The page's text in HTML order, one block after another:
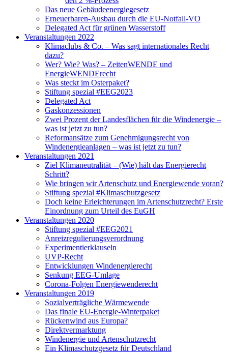
Das neue Gebäudeenergiegesetz
Erneuerbaren-Ausbau durch die EU-Notfall-VO
Delegated Act für grünen Wasserstoff
Veranstaltungen 2022
Klimaclubs & Co. – Was sagt internationales Recht
dazu?
Wer? Wie? Was? – ZeitenWENDE und
EnergieWENDErecht
Was steckt im Osterpaket?
Stiftung spezial #EEG2023
Delegated Act
Gaskonzessionen
Zwei Prozent der Landesflächen für die Windenergie –
was ist jetzt zu tun?
Reformansätze zum Genehmigungsrecht von
Windenergieanlagen – was ist jetzt zu tun?
Veranstaltungen 2021
Ziel Klimaneutralität – (Wie) hält das Energierecht
Schritt?
Wie bringen wir Artenschutz und Energiewende voran?
Stiftung spezial #Klimaschutzgesetz
Doch keine Erleichterungen im Artenschutzrecht? Erste
Einordnung zum Urteil des EuGH
Veranstaltungen 2020
Stiftung spezial #EEG2021
Anreizregulierungsverordnung
Experimentierklauseln
UVP-Recht
Entwicklungen Windenergierecht
Senkung EEG-Umlage
Corona-Folgen Energiewenderecht
Veranstaltungen 2019
Sozialverträgliche Wärmewende
Das finale EU-Energie-Winterpaket
Rückenwind aus Europa?
Direktvermarktung
Windenergie und Artenschutzrecht
Ein Klimaschutzgesetz für Deutschland